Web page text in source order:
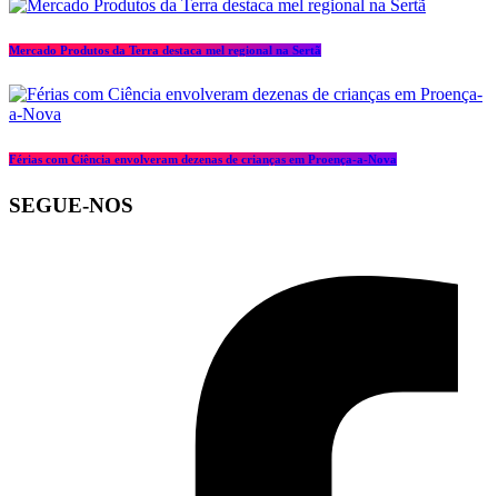
Mercado Produtos da Terra destaca mel regional na Sertã
Férias com Ciência envolveram dezenas de crianças em Proença-a-Nova
SEGUE-NOS